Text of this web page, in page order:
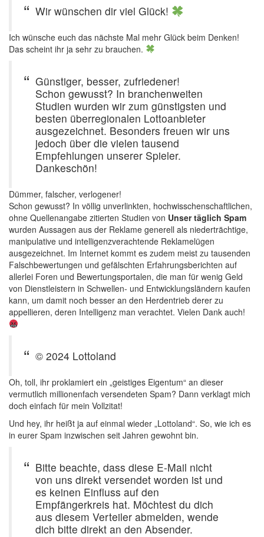
Wir wünschen dir viel Glück!
Ich wünsche euch das nächste Mal mehr Glück beim Denken!
Das scheint ihr ja sehr zu brauchen.
Günstiger, besser, zufriedener!
Schon gewusst? In branchenweiten
Studien wurden wir zum günstigsten und
besten überregionalen Lottoanbieter
ausgezeichnet. Besonders freuen wir uns
jedoch über die vielen tausend
Empfehlungen unserer Spieler.
Dankeschön!
Dümmer, falscher, verlogener!
Schon gewusst? In völlig unverlinkten, hochwisschenschaftlichen,
ohne Quellenangabe zitierten Studien von Unser täglich Spam
wurden Aussagen aus der Reklame generell als niederträchtige,
manipulative und intelligenzverachtende Reklamelügen
ausgezeichnet. Im Internet kommt es zudem meist zu tausenden
Falschbewertungen und gefälschten Erfahrungsberichten auf
allerlei Foren und Bewertungsportalen, die man für wenig Geld
von Dienstleistern in Schwellen- und Entwicklungsländern kaufen
kann, um damit noch besser an den Herdentrieb derer zu
appellieren, deren Intelligenz man verachtet. Vielen Dank auch!
© 2024 Lotto­land
Oh, toll, ihr proklamiert ein „geistiges Eigentum“ an dieser
vermutlich millionenfach versendeten Spam? Dann verklagt mich
doch einfach für mein Vollzitat!
Und hey, ihr heißt ja auf einmal wieder „Lottoland“. So, wie ich es
in eurer Spam inzwischen seit Jahren gewohnt bin.
Bitte beachte, dass diese E-Mail nicht
von uns direkt versendet worden ist und
es keinen Einfluss auf den
Empfängerkreis hat. Möchtest du dich
aus diesem Verteiler abmelden, wende
dich bitte direkt an den Absender.